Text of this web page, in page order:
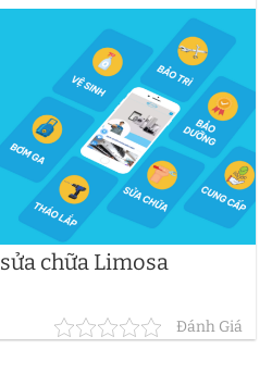
chữa Limosa
Đánh Giá